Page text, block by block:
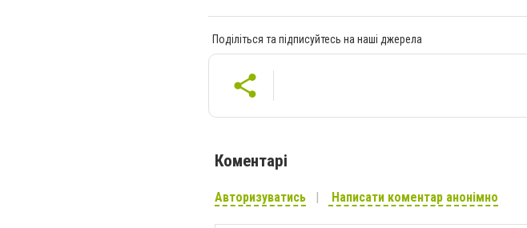
Поділіться та підписуйтесь на наші джерела
Коментарі
Авторизуватись Написати коментар анонімно